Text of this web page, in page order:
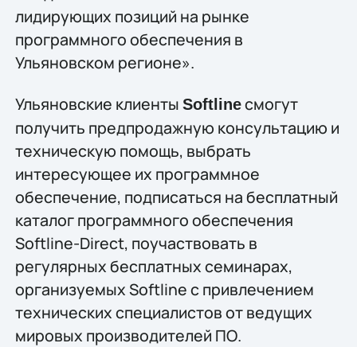
лидирующих позиций на рынке
программного обеспечения в
Ульяновском регионе».
Ульяновские клиенты Softlineсмогут
получить предпродажную консультацию и
техническую помощь, выбрать
интересующее их программное
обеспечение, подписаться на бесплатный
каталог программного обеспечения
Softline-Direct, поучаствовать в
регулярных бесплатных семинарах,
организуемых Softline с привлечением
технических специалистов от ведущих
мировых производителей ПО.